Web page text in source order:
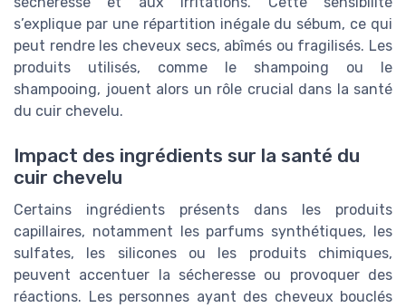
s’explique par une répartition inégale du sébum, ce qui
peut rendre les cheveux secs, abîmés ou fragilisés. Les
produits utilisés, comme le shampoing ou le
shampooing, jouent alors un rôle crucial dans la santé
du cuir chevelu.
Impact des ingrédients sur la santé du
cuir chevelu
Certains ingrédients présents dans les produits
capillaires, notamment les parfums synthétiques, les
sulfates, les silicones ou les produits chimiques,
peuvent accentuer la sécheresse ou provoquer des
réactions. Les personnes ayant des cheveux bouclés